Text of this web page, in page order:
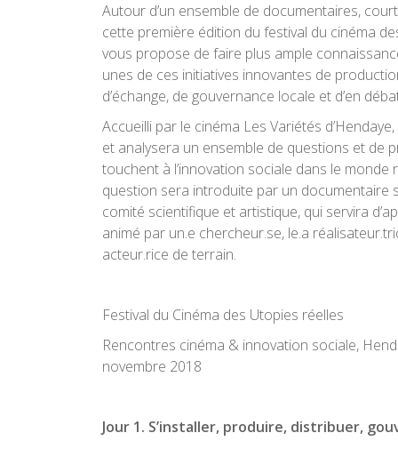
Autour d’un ensemble de documentaires,
cette première édition du festival du cinéma
vous propose de faire plus ample
unes de ces initiatives innovantes de
d’échange, de gouvernance locale et d’en
Accueilli par le cinéma Les Variétés
et analysera un ensemble de questions et de
touchent à l’innovation sociale dans le monde
question sera introduite par un documentaire
comité scientifique et artistique, qui servira
animé par un.e chercheur.se, le.a
acteur.rice de terrain.
Festival du Cinéma des Utopies réelles
Rencontres cinéma & innovation sociale,
novembre 2018
Jour 1. S’installer, produire, distribuer,